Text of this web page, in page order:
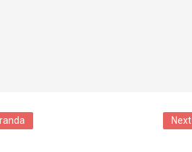
Next